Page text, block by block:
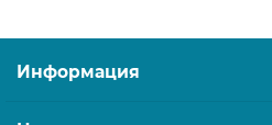
Информация